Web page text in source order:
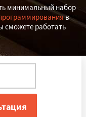
минимальный набор
в
сможете работать